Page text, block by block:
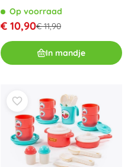
Op voorraad
€ 10,90€ 11,90
In mandje